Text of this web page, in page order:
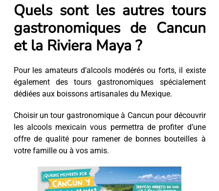
Quels sont les autres tours
gastronomiques de Cancun
et la Riviera Maya ?
Pour les amateurs d’alcools modérés ou forts, il existe
également des tours gastronomiques spécialement
dédiées aux boissons artisanales du Mexique.
Choisir un tour gastronomique à Cancun pour découvrir
les alcools mexicain vous permettra de profiter d’une
offre de qualité pour ramener de bonnes bouteilles à
votre famille ou à vos amis.